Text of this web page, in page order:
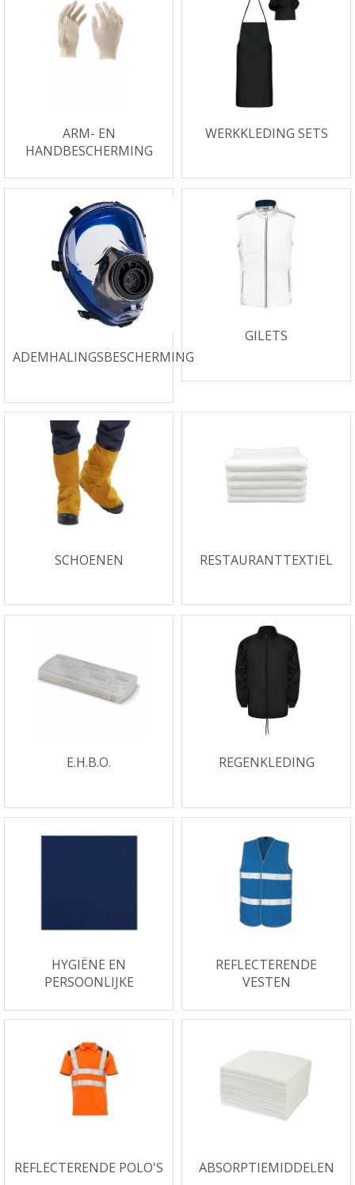
ARM- EN
HANDBESCHERMING
WERKKLEDING SETS
ADEMHALINGSBESCHERMING
GILETS
SCHOENEN RESTAURANTTEXTIEL
E.H.B.O. REGENKLEDING
HYGIËNE EN
PERSOONLIJKE
REFLECTERENDE
VESTEN
REFLECTERENDE POLO'S ABSORPTIEMIDDELEN